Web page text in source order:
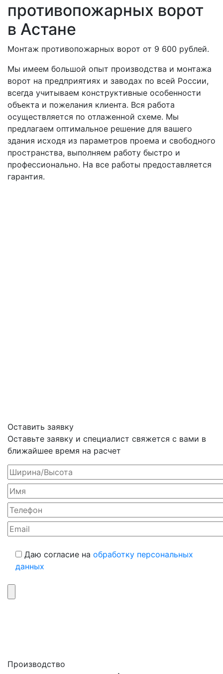
противопожарных ворот
в Астане
Монтаж противопожарных ворот от 9 600 рублей.
Мы имеем большой опыт производства и монтажа
ворот на предприятиях и заводах по всей России,
всегда учитываем конструктивные особенности
объекта и пожелания клиента. Вся работа
осуществляется по отлаженной схеме. Мы
предлагаем оптимальное решение для вашего
здания исходя из параметров проема и свободного
пространства, выполняем работу быстро и
профессионально. На все работы предоставляется
гарантия.
Оставить заявку
Оставьте заявку и специалист свяжется с вами в
ближайшее время на расчет
Даю согласие на обработку персональных
данных
Производство